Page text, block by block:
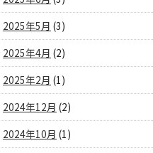
2025年5月 (3)
2025年4月 (2)
2025年2月 (1)
2024年12月 (2)
2024年10月 (1)